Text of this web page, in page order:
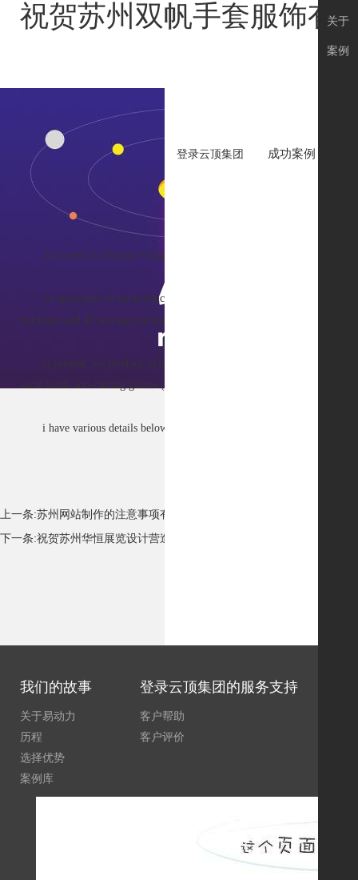
祝贺苏州双帆手套服饰有
登录云顶集团 成功案例
祝贺苏州双
is located in beiqian village, yangchenghu town, suzhou city,
we specialize in the production and operation of working gloves.
machines and 40 sewing machines.
at present, we produce nylon shell gloves with coated nitrile gloves
some kinds anti-cutting gloves (european level 5 anti-cutting
i have various details below, please new and old customers come
上一条:苏州网站制作的注意事项有哪些
下一条:祝贺苏州华恒展览设计营造有限公司-新时代网站已成功上线
我们的故事
关于易动力
历程
选择优势
案例库
登录云顶集团的服务支持
客户帮助
客户评价
关于
案例